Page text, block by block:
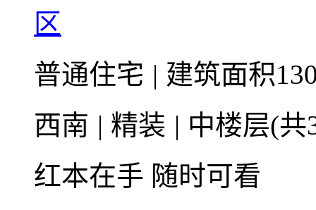
区
普通住宅 | 建筑面积
西南 | 精装 | 中楼层(
红本在手 随时可看